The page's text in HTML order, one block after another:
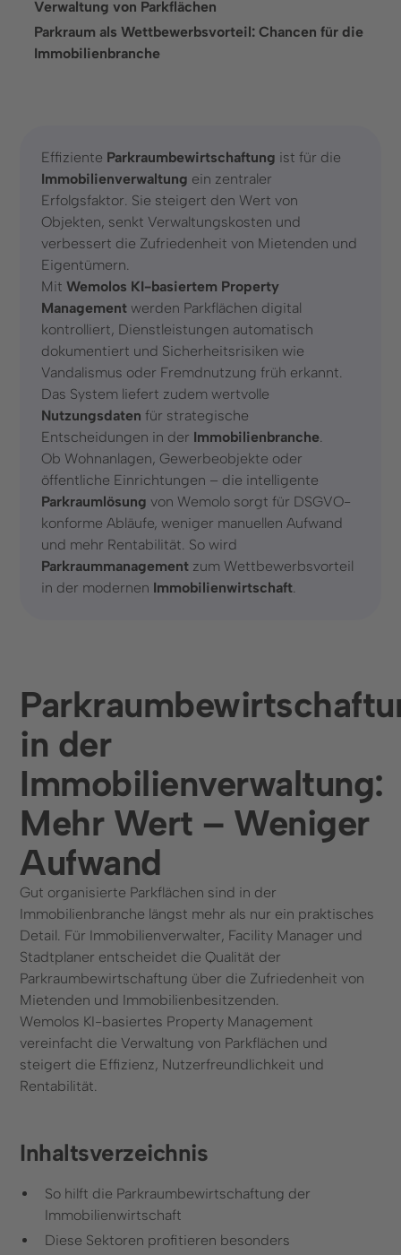
Verwaltung von Parkflächen
Parkraum als Wettbewerbsvorteil: Chancen für die
Immobilienbranche
Effiziente Parkraumbewirtschaftung ist für die
Immobilienverwaltung ein zentraler
Erfolgsfaktor. Sie steigert den Wert von
Objekten, senkt Verwaltungskosten und
verbessert die Zufriedenheit von Mietenden und
Eigentümern.
MitWemolos KI-basiertem Property
Management werden Parkflächen digital
kontrolliert, Dienstleistungen automatisch
dokumentiert und Sicherheitsrisiken wie
Vandalismus oder Fremdnutzung früh erkannt.
Das System liefert zudem wertvolle
Nutzungsdaten für strategische
Entscheidungen in der Immobilienbranche
Ob Wohnanlagen, Gewerbeobjekte oder
öffentliche Einrichtungen – die intelligente
Parkraumlösung von Wemolo sorgt für DSGVO-
konforme Abläufe, weniger manuellen Aufwand
und mehr Rentabilität. So wird
Parkraummanagement zum Wettbewerbsvorteil
in der modernen Immobilienwirtschaft
in der
Immobilienverwaltung:
Mehr Wert – Weniger
Aufwand
Gut organisierte Parkflächen sind in der
Immobilienbranche längst mehr als nur ein praktisches
Detail. Für Immobilienverwalter, Facility Manager und
Stadtplaner entscheidet die Qualität der
Parkraumbewirtschaftung über die Zufriedenheit von
Mietenden und Immobilienbesitzenden.
Wemolos KI-basiertes Property Management
vereinfacht die Verwaltung von Parkflächen und
steigert die Effizienz, Nutzerfreundlichkeit und
Rentabilität.
Inhaltsverzeichnis
So hilft die Parkraumbewirtschaftung der
Immobilienwirtschaft
Diese Sektoren profitieren besonders
Finanzdienstleistungen
Groß- und Einzelhandel
Immobilienwirtschaft
Infrastruktur, Parkhäuser & Messen
Städte und Kommunen
Unternehmen
Über uns
Karriere
Presse & Events
Social Media
LinkedIn
Ressourcen
Blog
FAQ
Kennzeichenerkennung
Datenschutz Impressum
© 2025 Wemolo GmbH